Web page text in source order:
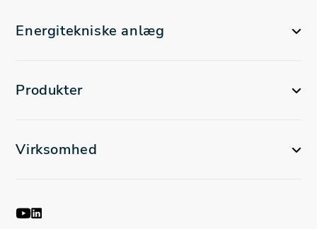
Energitekniske anlæg
Produkter
Virksomhed